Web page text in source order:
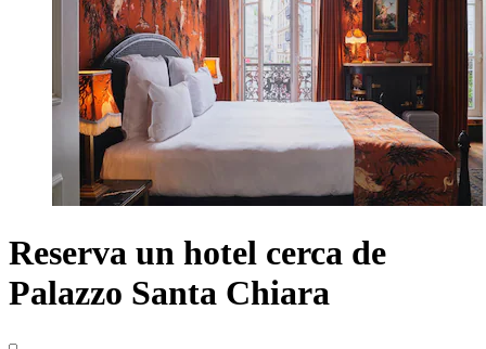
Reserva un hotel cerca de
Palazzo Santa Chiara